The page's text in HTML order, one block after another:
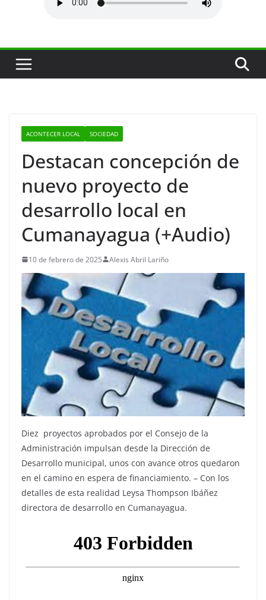
ACONTECER LOCAL SOCIEDAD
Destacan concepción de
nuevo proyecto de
desarrollo local en
Cumanayagua (+Audio)
10 de febrero de 2025 Alexis Abril Lariño
Diez proyectos aprobados por el Consejo de la
Administración impulsan desde la Dirección de
Desarrollo municipal, unos con avance otros quedaron
en el camino en espera de financiamiento. – Con los
detalles de esta realidad Leysa Thompson Ibáñez
directora de desarrollo en Cumanayagua.